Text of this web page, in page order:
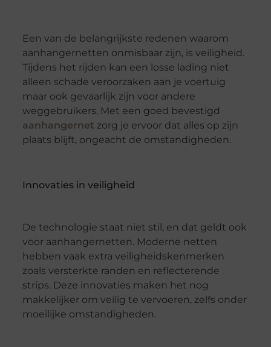
Een van de belangrijkste redenen waarom
aanhangernetten onmisbaar zijn, is veiligheid.
Tijdens het rijden kan een losse lading niet
alleen schade veroorzaken aan je voertuig
maar ook gevaarlijk zijn voor andere
weggebruikers. Met een goed bevestigd
aanhangernet zorg je ervoor dat alles op zijn
plaats blijft, ongeacht de omstandigheden.
Innovaties in veiligheid
De technologie staat niet stil, en dat geldt ook
voor aanhangernetten. Moderne netten
hebben vaak extra veiligheidskenmerken
zoals versterkte randen en reflecterende
strips. Deze innovaties maken het nog
makkelijker om veilig te vervoeren, zelfs onder
moeilijke omstandigheden.